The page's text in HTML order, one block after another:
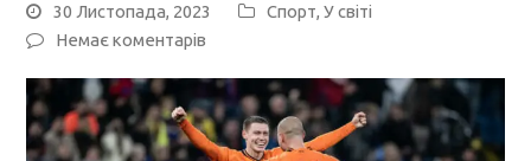
30 Листопада, 2023 Спорт,У світі
Немає коментарів